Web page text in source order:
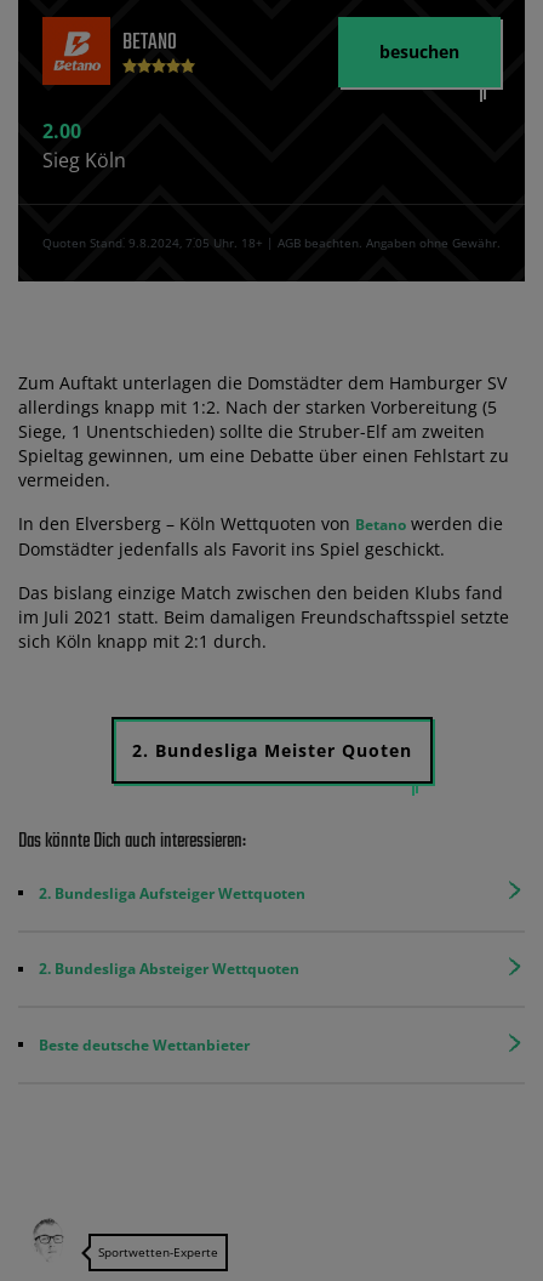
BETANO
2.00
Sieg Köln
besuchen
Quoten Stand⁚ 9.8.2024‚ 7⁚05 Uhr. 18+ | AGB beachten. Angaben ohne Gewähr.
Zum Auftakt unterlagen die Domstädter dem Hamburger SV
allerdings knapp mit 1:2. Nach der starken Vorbereitung (5
Siege, 1 Unentschieden) sollte die Struber-Elf am zweiten
Spieltag gewinnen, um eine Debatte über einen Fehlstart zu
vermeiden.
In den Elversberg – Köln Wettquoten von Betano werden die
Domstädter jedenfalls als Favorit ins Spiel geschickt.
Das bislang einzige Match zwischen den beiden Klubs fand
im Juli 2021 statt. Beim damaligen Freundschaftsspiel setzte
sich Köln knapp mit 2:1 durch.
2. Bundesliga Meister Quoten
Das könnte Dich auch interessieren:
2. Bundesliga Aufsteiger Wettquoten
2. Bundesliga Absteiger Wettquoten
Beste deutsche Wettanbieter
Sportwetten-Experte